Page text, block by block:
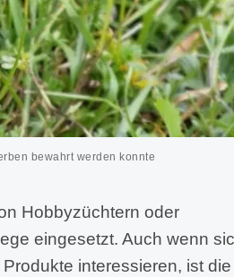
bewahrt werden konnte
Hobbyzüchtern oder
eingesetzt. Auch wenn
interessieren, ist